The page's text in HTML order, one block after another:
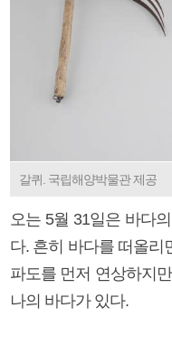
갈퀴. 국립해양박물관 제공
오는 5월 31일은 바다
다. 흔히 바다를 떠올리
파도를 먼저 연상하지
나의 바다가 있다.